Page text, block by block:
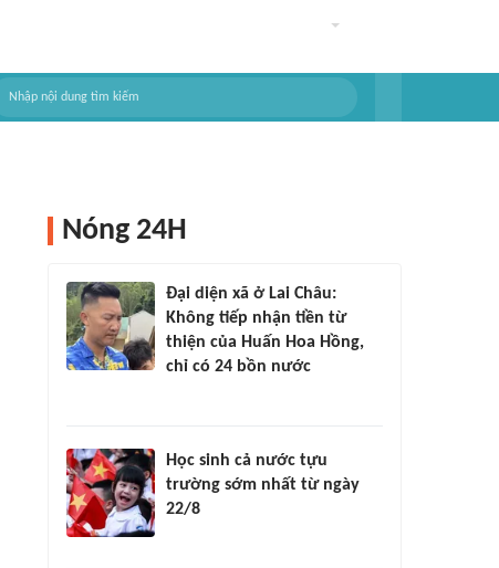
Nóng 24H
Đại diện xã ở Lai Châu:
Không tiếp nhận tiền từ
thiện của Huấn Hoa Hồng,
chỉ có 24 bồn nước
Học sinh cả nước tựu
trường sớm nhất từ ngày
22/8